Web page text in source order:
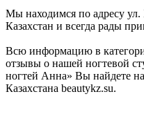
Мы находимся по адресу ул.
Казахстан и всегда рады
Всю информацию в
отзывы о нашей ногтевой
ногтей Анна» Вы найдете
Казахстана beautykz.su.